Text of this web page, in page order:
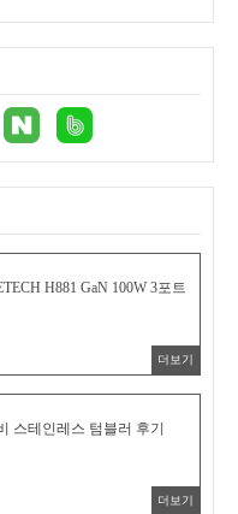
H881 GaN 100W 3포트
더보기
스테인레스 텀블러 후기
더보기